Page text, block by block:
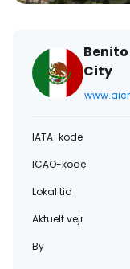
City
IATA-kode
ICAO-kode
Lokal tid
Aktuelt vejr
By